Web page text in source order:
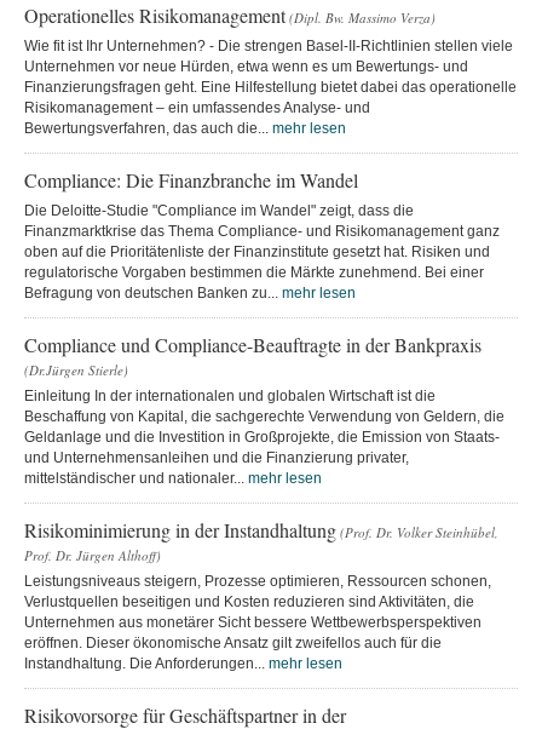
Operationelles Risikomanagement (Dipl. Bw. Massimo Verza)
Wie fit ist Ihr Unternehmen? - Die strengen Basel-II-Richtlinien stellen viele
Unternehmen vor neue Hürden, etwa wenn es um Bewertungs- und
Finanzierungsfragen geht. Eine Hilfestellung bietet dabei das operationelle
Risikomanagement – ein umfassendes Analyse- und
Bewertungsverfahren, das auch die... mehr lesen
Compliance: Die Finanzbranche im Wandel
Die Deloitte-Studie "Compliance im Wandel" zeigt, dass die
Finanzmarktkrise das Thema Compliance- und Risikomanagement ganz
oben auf die Prioritätenliste der Finanzinstitute gesetzt hat. Risiken und
regulatorische Vorgaben bestimmen die Märkte zunehmend. Bei einer
Befragung von deutschen Banken zu... mehr lesen
Compliance und Compliance-Beauftragte in der Bankpraxis
(Dr.Jürgen Stierle)
Einleitung In der internationalen und globalen Wirtschaft ist die
Beschaffung von Kapital, die sachgerechte Verwendung von Geldern, die
Geldanlage und die Investition in Großprojekte, die Emission von Staats-
und Unternehmensanleihen und die Finanzierung privater,
mittelständischer und nationaler... mehr lesen
Risikominimierung in der Instandhaltung (Prof. Dr. Volker Steinhübel,
Prof. Dr. Jürgen Althoff)
Leistungsniveaus steigern, Prozesse optimieren, Ressourcen schonen,
Verlustquellen beseitigen und Kosten reduzieren sind Aktivitäten, die
Unternehmen aus monetärer Sicht bessere Wettbewerbsperspektiven
eröffnen. Dieser ökonomische Ansatz gilt zweifellos auch für die
Instandhaltung. Die Anforderungen... mehr lesen
Risikovorsorge für Geschäftspartner in der